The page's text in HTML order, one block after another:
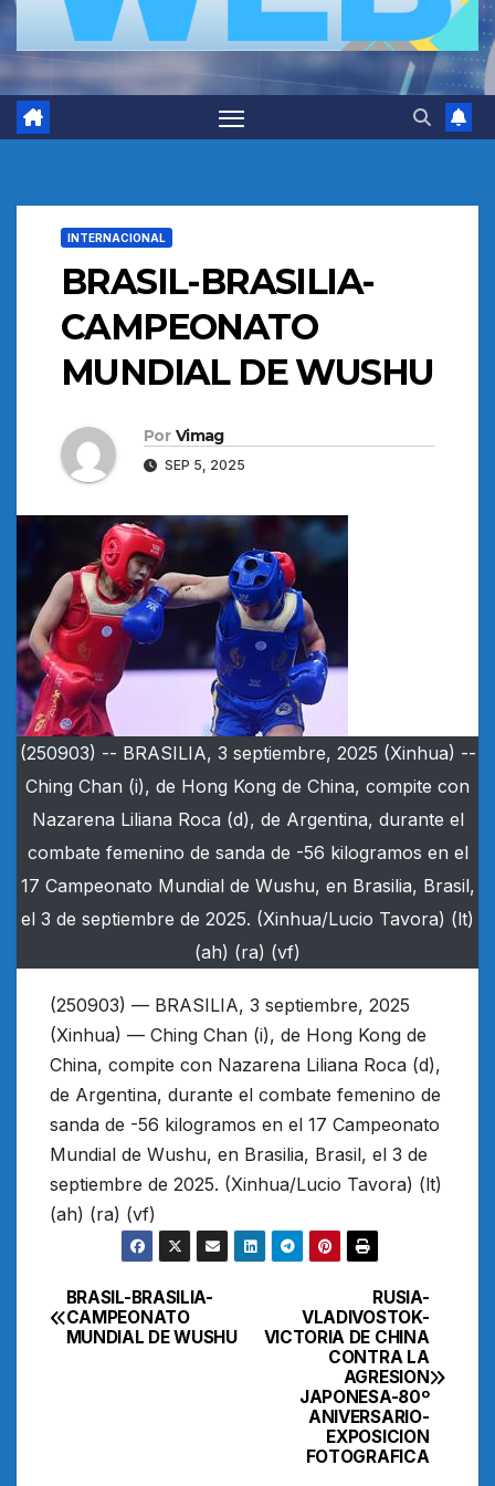
INTERNACIONAL
BRASIL-BRASILIA-
CAMPEONATO
MUNDIAL DE WUSHU
Por Vimag
SEP 5, 2025
(250903) -- BRASILIA, 3 septiembre, 2025 (Xinhua) --
Ching Chan (i), de Hong Kong de China, compite con
Nazarena Liliana Roca (d), de Argentina, durante el
combate femenino de sanda de -56 kilogramos en el
17 Campeonato Mundial de Wushu, en Brasilia, Brasil,
el 3 de septiembre de 2025. (Xinhua/Lucio Tavora) (lt)
(ah) (ra) (vf)
(250903) — BRASILIA, 3 septiembre, 2025
(Xinhua) — Ching Chan (i), de Hong Kong de
China, compite con Nazarena Liliana Roca (d),
de Argentina, durante el combate femenino de
sanda de -56 kilogramos en el 17 Campeonato
Mundial de Wushu, en Brasilia, Brasil, el 3 de
septiembre de 2025. (Xinhua/Lucio Tavora) (lt)
(ah) (ra) (vf)
Navegación
de
RUSIA-
VLADIVOSTOK-
VICTORIA DE CHINA
CONTRA LA
AGRESION
JAPONESA-80º
ANIVERSARIO-
EXPOSICION
FOTOGRAFICA
BRASIL-BRASILIA-
CAMPEONATO
MUNDIAL DE WUSHU